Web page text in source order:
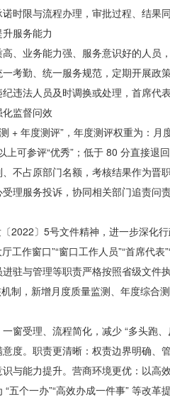
诺时限与流程办理，审批过程、结果
升服务能力
、业务能力强、服务意识好的人员
考勤、统一服务规范，定期开展政
违法人员及时调换或处理，首席代
化监督问效
+ 年度测评”，年度测评权重为：
上可参评“优秀”；低于 80 分直接退
不占原部门名额，考核结果作为晋
理服务投诉，协同相关部门追责问
2022〕5号文件精神，进一步深化
工作窗口”“窗口工作人员”“首席代
驻与管理等职责严格按照省级文件
制，新增月度质量监测、年度综合
窗受理、流程简化，减少 “多头跑
度。职责更清晰：权责边界明确
与能力提升。营商环境更优：以
五个一办”“高效办成一件事” 等改